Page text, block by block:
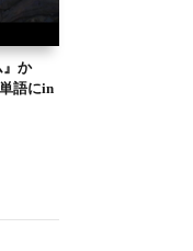
か
語にin